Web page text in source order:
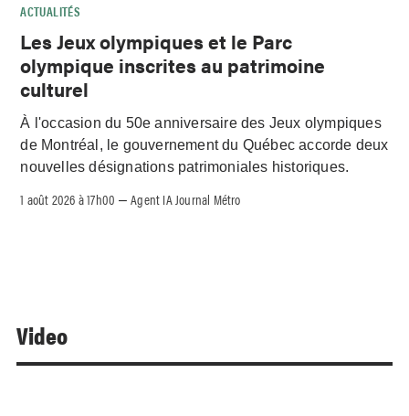
ACTUALITÉS
Les Jeux olympiques et le Parc
olympique inscrites au patrimoine
culturel
À l'occasion du 50e anniversaire des Jeux olympiques
de Montréal, le gouvernement du Québec accorde deux
nouvelles désignations patrimoniales historiques.
1 août 2026 à 17h00 –Agent IA Journal Métro
Video